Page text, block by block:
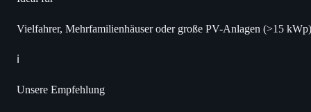
Vielfahrer, Mehrfamilienhäuser oder große PV-Anlagen (>15 kWp)
ℹ️
Unsere Empfehlung